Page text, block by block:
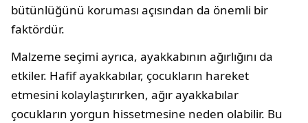
bütünlüğünü koruması açısından da önemli bir
faktördür.
Malzeme seçimi ayrıca, ayakkabının ağırlığını da
etkiler. Hafif ayakkabılar, çocukların hareket
etmesini kolaylaştırırken, ağır ayakkabılar
çocukların yorgun hissetmesine neden olabilir. Bu